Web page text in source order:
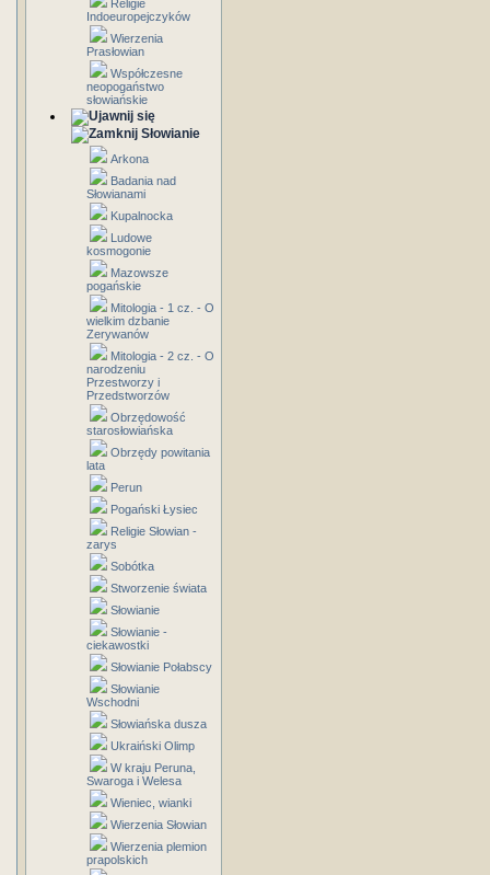
Religie
Indoeuropejczyków
Wierzenia
Prasłowian
Współczesne
neopogaństwo
słowiańskie
Słowianie
Arkona
Badania nad
Słowianami
Kupalnocka
Ludowe
kosmogonie
Mazowsze
pogańskie
Mitologia - 1 cz. - O
wielkim dzbanie
Zerywanów
Mitologia - 2 cz. - O
narodzeniu
Przestworzy i
Przedstworzów
Obrzędowość
starosłowiańska
Obrzędy powitania
lata
Perun
Pogański Łysiec
Religie Słowian -
zarys
Sobótka
Stworzenie świata
Słowianie
Słowianie -
ciekawostki
Słowianie Połabscy
Słowianie
Wschodni
Słowiańska dusza
Ukraiński Olimp
W kraju Peruna,
Swaroga i Welesa
Wieniec, wianki
Wierzenia Słowian
Wierzenia plemion
prapolskich